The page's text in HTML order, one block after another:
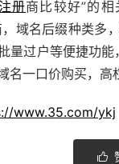
册商比较好”的相
域名后缀种类多
量过户等便捷功
名一口价购买，高
www.35.com/ykj
